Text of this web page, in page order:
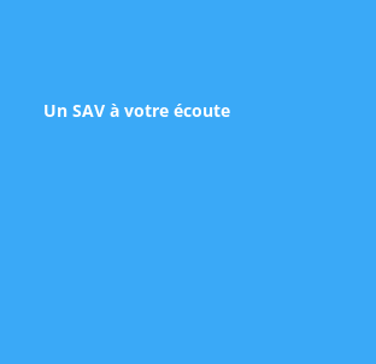
Un SAV à votre écoute